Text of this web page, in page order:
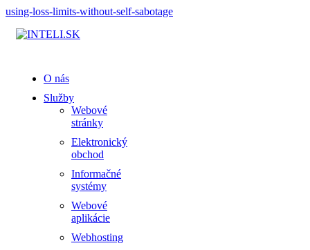
using-loss-limits-without-self-sabotage
O nás
Služby
Webové
stránky
Elektronický
obchod
Informačné
systémy
Webové
aplikácie
Webhosting